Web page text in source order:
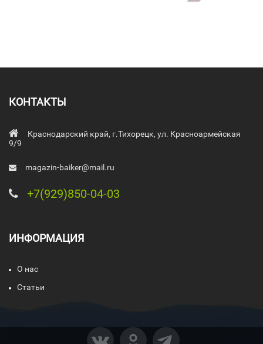
КОНТАКТЫ
Краснодарский край, г.Тихорецк, ул. Красноармейская
9/9
magazin-baiker@mail.ru
+7(929)850-04-03
ИНФОРМАЦИЯ
О нас
Статьи